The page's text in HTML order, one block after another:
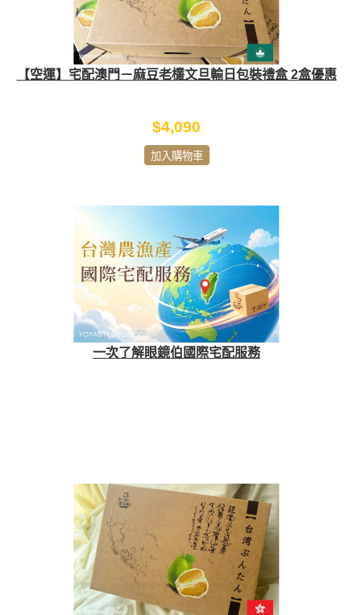
【空運】宅配澳門－麻豆老欉文旦輸日包裝禮盒 2盒優惠
$4,090
加入購物車
一次了解眼鏡伯國際宅配服務